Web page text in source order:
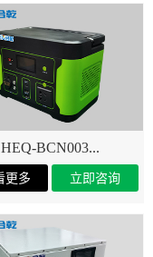
HEQ-BCN003...